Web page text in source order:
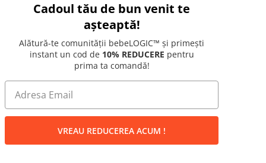
Cadoul tău de bun venit te
așteaptă!
Alătură-te comunității bebeLOGIC™ și primești
instant un cod de 10% REDUCERE pentru
prima ta comandă!
VREAU REDUCEREA ACUM !